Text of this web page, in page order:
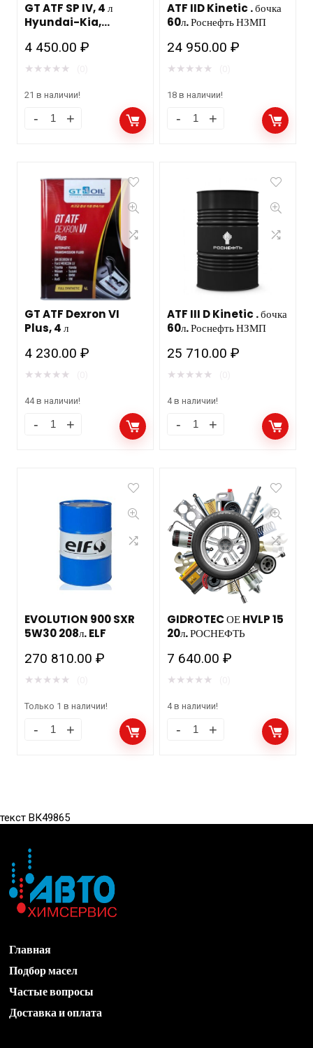
GT ATF SP IV, 4 л
Hyundai-Kia,
4 450.00₽
★ ★ ★ ★ ★
21 в наличии!
ATF IID Kinetic . бочка
60л. Роснефть НЗМП
24 950.00₽
★ ★ ★ ★ ★
18 в наличии!
GT ATF Dexron VI
Plus, 4 л
4 230.00₽
★ ★ ★ ★ ★
44 в наличии!
ATF III D Kinetic . бочка
60л. Роснефть НЗМП
25 710.00₽
★ ★ ★ ★ ★
4 в наличии!
EVOLUTION 900 SXR
5W30 208л. ELF
270 810.00₽
★ ★ ★ ★ ★
Только 1 в наличии!
GIDROTEC ОЕ HVLP 15
20л. РОСНЕФТЬ
7 640.00₽
★ ★ ★ ★ ★
4 в наличии!
текст ВК49865
Главная
Подбор масел
Частые вопросы
Доставка и оплата